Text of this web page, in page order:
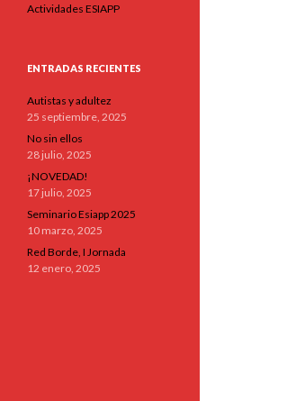
Actividades ESIAPP
ENTRADAS RECIENTES
Autistas y adultez
25 septiembre, 2025
No sin ellos
28 julio, 2025
¡NOVEDAD!
17 julio, 2025
Seminario Esiapp 2025
10 marzo, 2025
Red Borde, I Jornada
12 enero, 2025